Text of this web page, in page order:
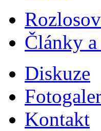
Články
Diskuze
Kontakt